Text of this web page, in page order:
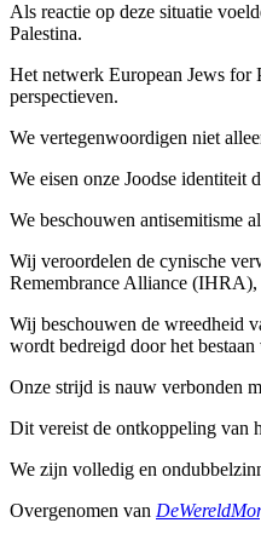
Als reactie op deze situatie
Palestina.
Het netwerk European Jews for
perspectieven.
We vertegenwoordigen niet
We eisen onze Joodse identiteit
We beschouwen antisemitisme
Wij veroordelen de cynische
Remembrance Alliance
Wij beschouwen de wreedheid
wordt bedreigd door het bestaan
Onze strijd is nauw verbonden
Dit vereist de ontkoppeling van
We zijn volledig en
Overgenomen van